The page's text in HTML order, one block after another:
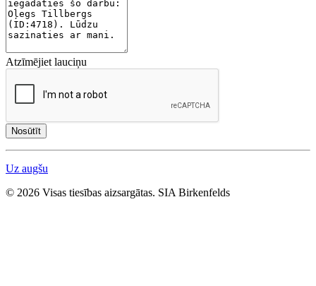
Atzīmējiet lauciņu
Nosūtīt
Uz augšu
© 2026 Visas tiesības aizsargātas. SIA Birkenfelds